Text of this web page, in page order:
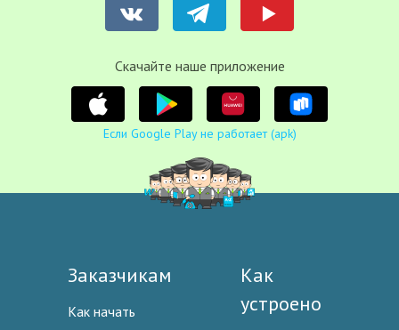
Cкачайте наше приложение
Если Google Play не работает (apk)
Заказчикам
Как начать
Как
устроено